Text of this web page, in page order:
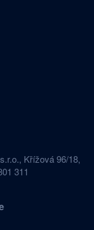
Křížová 96/18,
311